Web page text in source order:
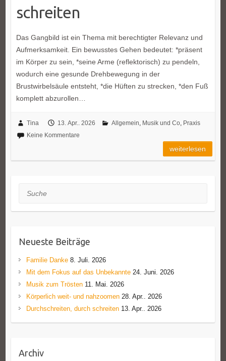
schreiten
Das Gangbild ist ein Thema mit berechtigter Relevanz und
Aufmerksamkeit. Ein bewusstes Gehen bedeutet: *präsent
im Körper zu sein, *seine Arme (reflektorisch) zu pendeln,
wodurch eine gesunde Drehbewegung in der
Brustwirbelsäule entsteht, *die Hüften zu strecken, *den Fuß
komplett abzurollen…
Tina 13. Apr.. 2026 Allgemein, Musik und Co, Praxis
Keine Kommentare
weiterlesen
Suche
Neueste Beiträge
Familie Danke 8. Juli. 2026
Mit dem Fokus auf das Unbekannte 24. Juni. 2026
Musik zum Trösten 11. Mai. 2026
Körperlich weit- und nahzoomen 28. Apr.. 2026
Durchschreiten, durch schreiten 13. Apr.. 2026
Archiv